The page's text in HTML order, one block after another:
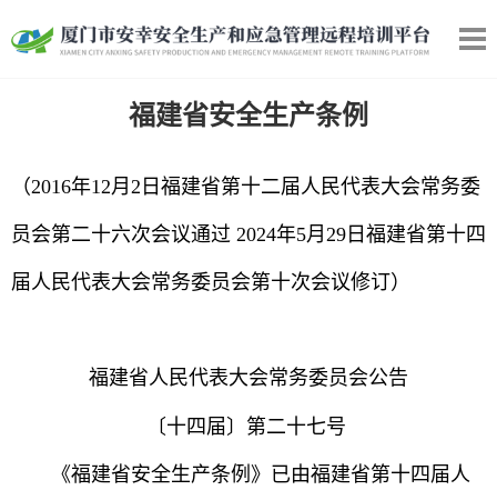
福建省安全生产条例
（2016年12月2日福建省第十二届人民代表大会常务委
员会第二十六次会议通过 2024年5月29日福建省第十四
届人民代表大会常务委员会第十次会议修订）
福建省人民代表大会常务委员会公告
〔十四届〕第二十七号
《福建省安全生产条例》已由福建省第十四届人